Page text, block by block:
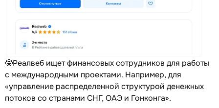
🤓Реалвеб ищет финансовых сотрудников для работы
с международными проектами. Например, для
«управление распределенной структурой денежных
потоков со странами СНГ, ОАЭ и Гонконга».